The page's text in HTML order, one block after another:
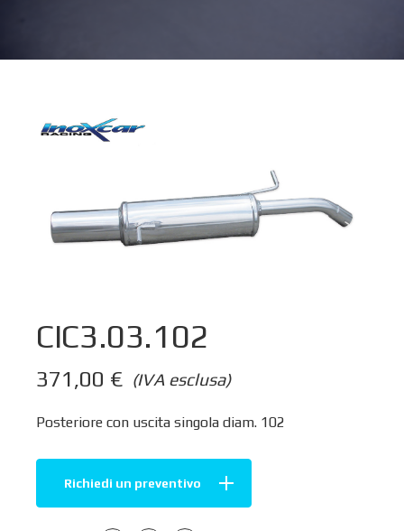
CIC3.03.102
(IVA esclusa)
371,00 €
Posteriore con uscita singola diam. 102
Richiedi un preventivo